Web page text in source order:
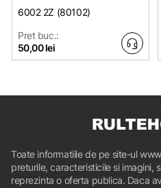
6002 2Z (80102)
Pret buc.:
50,00 lei
Toate informatiile de pe site-ul
preturile, caracteristicile si imagini,
reprezinta o oferta publica. Daca